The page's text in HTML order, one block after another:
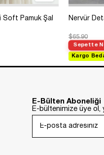
Soft Pamuk Şal Nervür
$65.90
Sepette
Kargo
E-Bülten Aboneliği
E-bültenimize üye ol,